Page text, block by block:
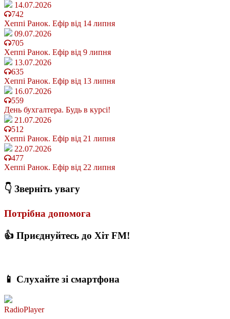
14.07.2026
742
Хеппі Ранок. Ефір від 14 липня
09.07.2026
705
Хеппі Ранок. Ефір від 9 липня
13.07.2026
635
Хеппі Ранок. Ефір від 13 липня
16.07.2026
559
День бухгалтера. Будь в курсі!
21.07.2026
512
Хеппі Ранок. Ефір від 21 липня
22.07.2026
477
Хеппі Ранок. Ефір від 22 липня
👇 Зверніть увагу
Потрібна допомога
👍 Приєднуйтесь до Хіт FM!
📱 Слухайте зі смартфона
RadioPlayer